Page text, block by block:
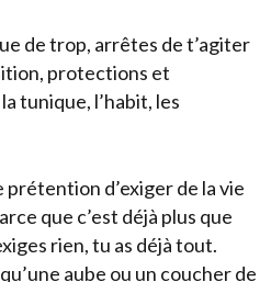
de trop, arrêtes de t’agiter
protections et
tunique, l’habit, les
prétention d’exiger de la vie
que c’est déjà plus que
rien, tu as déjà tout.
aube ou un coucher de